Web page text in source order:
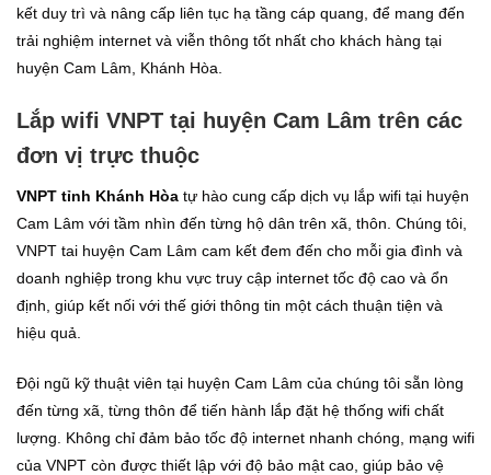
kết duy trì và nâng cấp liên tục hạ tầng cáp quang, để mang đến
trải nghiệm internet và viễn thông tốt nhất cho khách hàng tại
huyện Cam Lâm, Khánh Hòa.
Lắp wifi VNPT tại huyện Cam Lâm trên các
đơn vị trực thuộc
VNPT tỉnh Khánh Hòa tự hào cung cấp dịch vụ lắp wifi tại huyện
Cam Lâm với tầm nhìn đến từng hộ dân trên xã, thôn. Chúng tôi,
VNPT tai huyện Cam Lâm cam kết đem đến cho mỗi gia đình và
doanh nghiệp trong khu vực truy cập internet tốc độ cao và ổn
định, giúp kết nối với thế giới thông tin một cách thuận tiện và
hiệu quả.
Đội ngũ kỹ thuật viên tại huyện Cam Lâm của chúng tôi sẵn lòng
đến từng xã, từng thôn để tiến hành lắp đặt hệ thống wifi chất
lượng. Không chỉ đảm bảo tốc độ internet nhanh chóng, mạng wifi
của VNPT còn được thiết lập với độ bảo mật cao, giúp bảo vệ